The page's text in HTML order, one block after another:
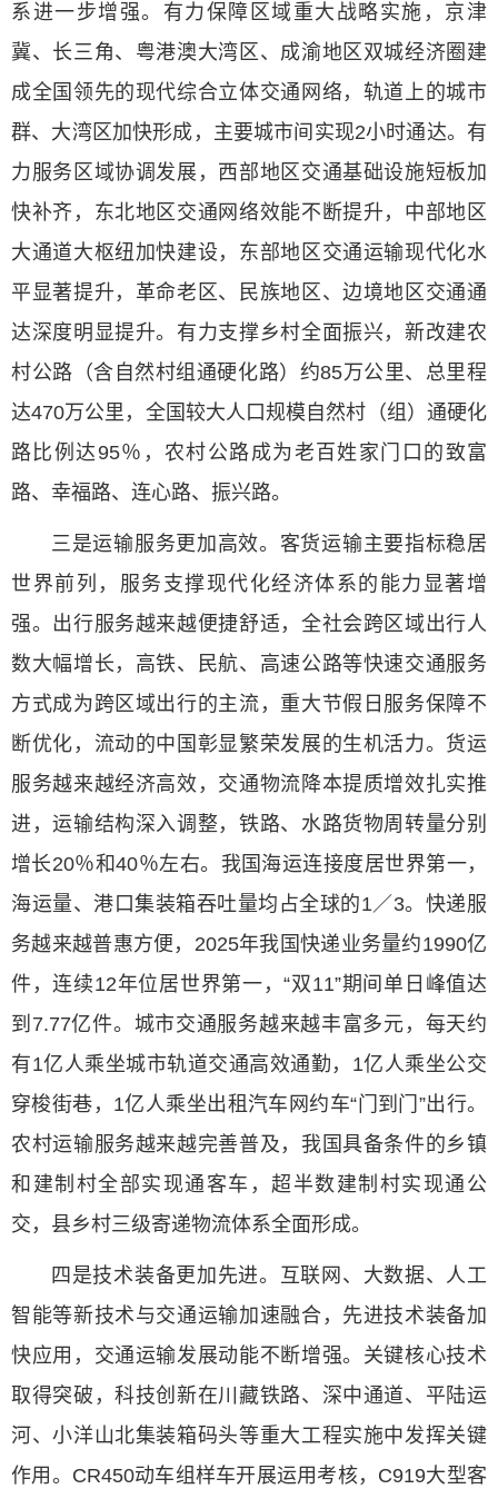
系进一步增强。有力保障区域重大战略实施，京津
冀、长三角、粤港澳大湾区、成渝地区双城经济圈建
成全国领先的现代综合立体交通网络，轨道上的城市
群、大湾区加快形成，主要城市间实现2小时通达。有
力服务区域协调发展，西部地区交通基础设施短板加
快补齐，东北地区交通网络效能不断提升，中部地区
大通道大枢纽加快建设，东部地区交通运输现代化水
平显著提升，革命老区、民族地区、边境地区交通通
达深度明显提升。有力支撑乡村全面振兴，新改建农
村公路（含自然村组通硬化路）约85万公里、总里程
达470万公里，全国较大人口规模自然村（组）通硬化
路比例达95％，农村公路成为老百姓家门口的致富
路、幸福路、连心路、振兴路。
三是运输服务更加高效。客货运输主要指标稳居
世界前列，服务支撑现代化经济体系的能力显著增
强。出行服务越来越便捷舒适，全社会跨区域出行人
数大幅增长，高铁、民航、高速公路等快速交通服务
方式成为跨区域出行的主流，重大节假日服务保障不
断优化，流动的中国彰显繁荣发展的生机活力。货运
服务越来越经济高效，交通物流降本提质增效扎实推
进，运输结构深入调整，铁路、水路货物周转量分别
增长20％和40％左右。我国海运连接度居世界第一，
海运量、港口集装箱吞吐量均占全球的1／3。快递服
务越来越普惠方便，2025年我国快递业务量约1990亿
件，连续12年位居世界第一，“双11”期间单日峰值达
到7.77亿件。城市交通服务越来越丰富多元，每天约
有1亿人乘坐城市轨道交通高效通勤，1亿人乘坐公交
穿梭街巷，1亿人乘坐出租汽车网约车“门到门”出行。
农村运输服务越来越完善普及，我国具备条件的乡镇
和建制村全部实现通客车，超半数建制村实现通公
交，县乡村三级寄递物流体系全面形成。
四是技术装备更加先进。互联网、大数据、人工
智能等新技术与交通运输加速融合，先进技术装备加
快应用，交通运输发展动能不断增强。关键核心技术
取得突破，科技创新在川藏铁路、深中通道、平陆运
河、小洋山北集装箱码头等重大工程实施中发挥关键
作用。CR450动车组样车开展运用考核，C919大型客